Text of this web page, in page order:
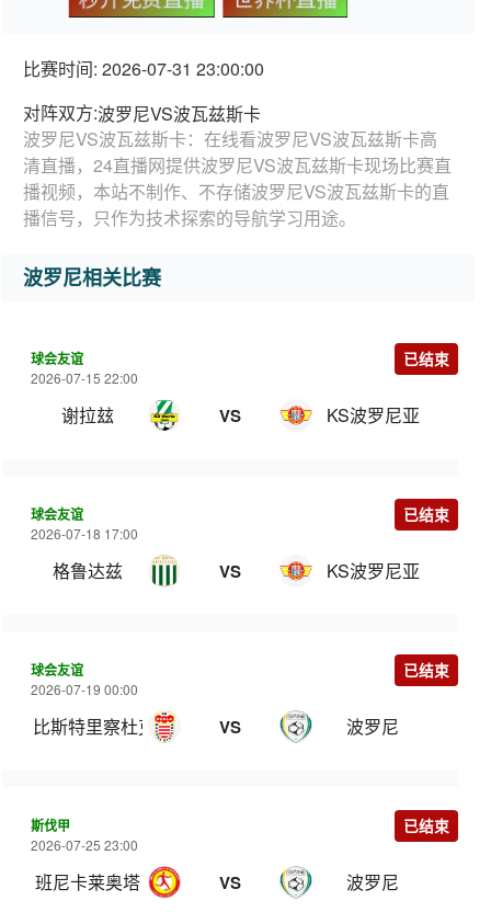
比赛时间: 2026-07-31 23:00:00
对阵双方:波罗尼VS波瓦兹斯卡
波罗尼VS波瓦兹斯卡：在线看波罗尼VS波瓦兹斯卡高
清直播，24直播网提供波罗尼VS波瓦兹斯卡现场比赛直
播视频，本站不制作、不存储波罗尼VS波瓦兹斯卡的直
播信号，只作为技术探索的导航学习用途。
波罗尼相关比赛
球会友谊
2026-07-15 22:00
谢拉玆 VS KS波罗尼亚
已结束
球会友谊
2026-07-18 17:00
格鲁达兹 VS KS波罗尼亚
已结束
球会友谊
2026-07-19 00:00
比斯特里察杜克拉 VS 波罗尼
已结束
斯伐甲
2026-07-25 23:00
班尼卡莱奥塔 VS 波罗尼
已结束